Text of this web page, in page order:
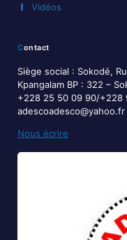
Vidéos
Contact
Siège social : Sokodé,
Kpangalam BP : 322 –
+228 25 50 09 90/+228
Nous écrire